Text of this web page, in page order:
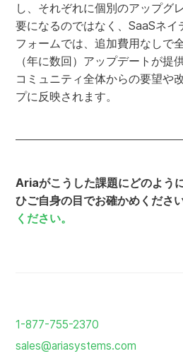
し、それぞれに個別のアップグ
要になるのではなく、SaaSネイ
フォームでは、追加費用なしで
（年に数回）アップデートが提
コミュニティ全体からの要望や
プに反映されます。
Ariaがこうした課題にどのよう
ひご自身の目でお確かめくださ
ください。
ペ
1-877-755-2370
sales@ariasystems.com